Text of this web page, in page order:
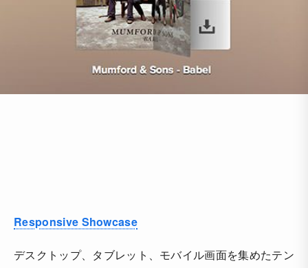
Responsive Showcase
デスクトップ、タブレット、モバイル画面を集めたテン